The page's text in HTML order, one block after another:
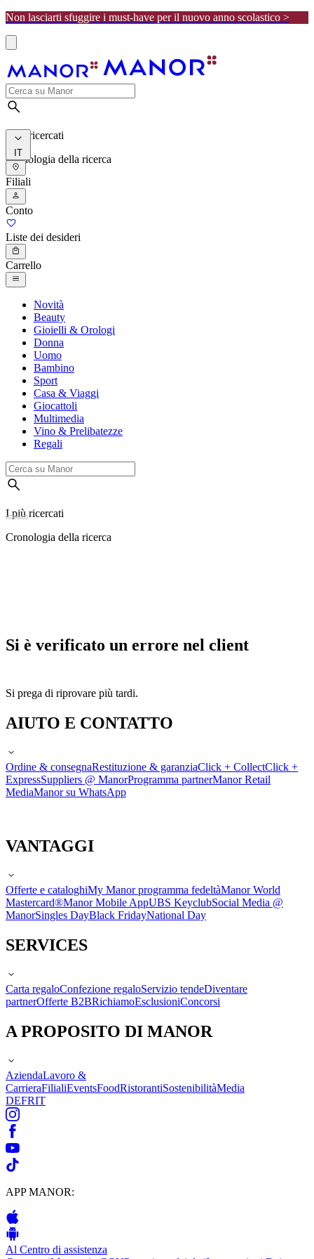
Non lasciarti sfuggire i must-have per il nuovo anno scolastico >
I più ricercati
Cronologia della ricerca
IT
Filiali
Conto
Liste dei desideri
Carrello
Novità
Beauty
Gioielli & Orologi
Donna
Uomo
Bambino
Sport
Casa & Viaggi
Giocattoli
Multimedia
Vino & Prelibatezze
Regali
I più ricercati
Cronologia della ricerca
Si è verificato un errore nel client
Si prega di riprovare più tardi.
AIUTO E CONTATTO
Ordine & consegnaRestituzione & garanziaClick + CollectClick +
ExpressSuppliers @ ManorProgramma partnerManor Retail
MediaManor su WhatsApp
VANTAGGI
Offerte e cataloghiMy Manor programma fedeltàManor World
Mastercard®Manor Mobile AppUBS KeyclubSocial Media @
ManorSingles DayBlack FridayNational Day
SERVICES
Carta regaloConfezione regaloServizio tendeDiventare
partnerOfferte B2BRichiamoEsclusioniConcorsi
A PROPOSITO DI MANOR
AziendaLavoro &
CarrieraFilialiEventsFoodRistorantiSostenibilitàMedia
DEFRIT
APP MANOR:
Al Centro di assistenza